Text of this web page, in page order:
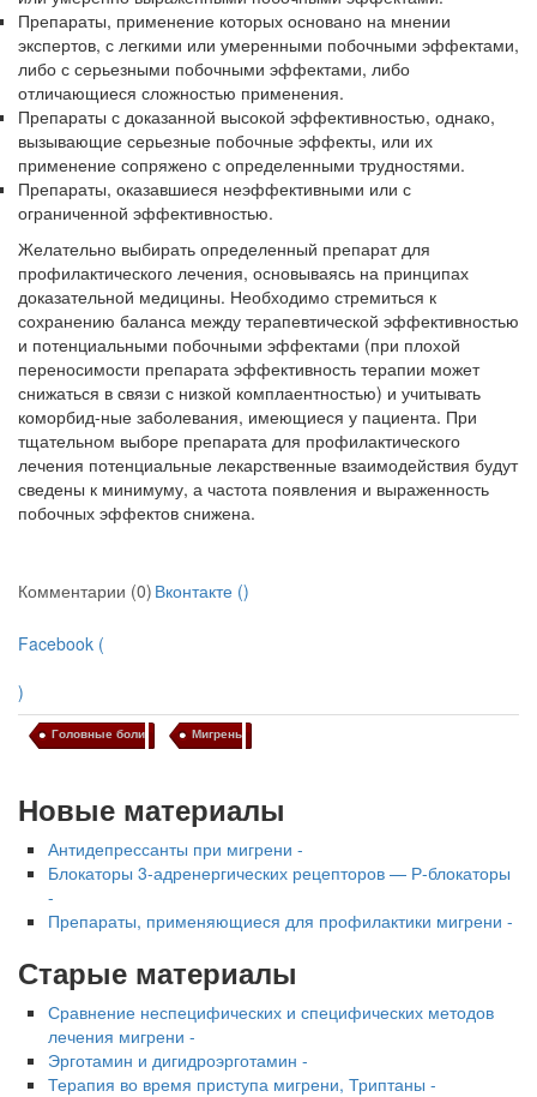
Препараты, применение которых осно­вано на мнении
экспертов, с легкими или умеренными побочными эффекта­ми,
либо с серьезными побочными эф­фектами, либо
отличающиеся сложно­стью применения.
Препараты с доказанной высокой эф­фективностью, однако,
вызывающие серьезные побочные эффекты, или их
применение сопряжено с определенны­ми трудностями.
Препараты, оказавшиеся неэффектив­ными или с
ограниченной эффективно­стью.
Желательно выбирать определенный препа­рат для
профилактического лечения, основы­ваясь на принципах
доказательной медицины. Необходимо стремиться к
сохранению баланса между терапевтической эффективностью
и по­тенциальными побочными эффектами (при плохой
переносимости препарата эффектив­ность терапии может
снижаться в связи с низ­кой комплаентностью) и учитывать
коморбид-ные заболевания, имеющиеся у пациента. При
тщательном выборе препарата для профилак­тического
лечения потенциальные лекарствен­ные взаимодействия будут
сведены к мини­муму, а частота появления и выраженность
побочных эффектов снижена.
Комментарии (0) Вконтакте ()
Facebook (
)
Головные боли Мигрень
Новые материалы
Антидепрессанты при мигрени -
Блокаторы 3-адренергических рецеп­торов — Р-блокаторы
-
Препараты, применяющиеся для профилактики мигрени -
Старые материалы
Сравнение неспецифических и спец­ифических методов
лечения мигрени -
Эрготамин и дигидроэрготамин -
Терапия во время приступа мигрени, Триптаны -